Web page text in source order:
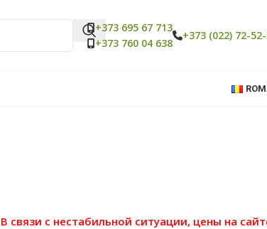
+373 695 67 713
+373 760 04 638
+373 (022) 72-
В связи с нестабильной ситуации, цены на